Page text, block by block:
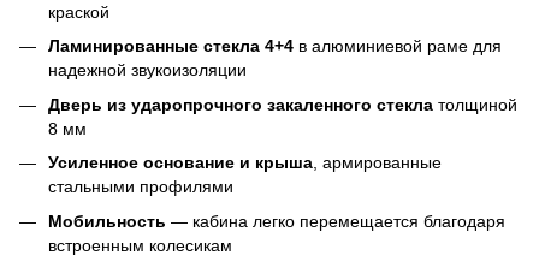
краской
Ламинированные стекла 4+4 в алюминиевой раме для
надежной звукоизоляции
Дверь из ударопрочного закаленного стекла толщиной
8 мм
Усиленное основание и крыша , армированные
стальными профилями
Мобильность — кабина легко перемещается благодаря
встроенным колесикам